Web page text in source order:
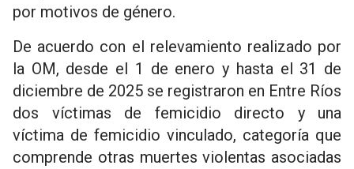
por motivos de género.
De acuerdo con el relevamiento realizado por
la OM, desde el 1 de enero y hasta el 31 de
diciembre de 2025 se registraron en Entre Ríos
dos víctimas de femicidio directo y una
víctima de femicidio vinculado, categoría que
comprende otras muertes violentas asociadas